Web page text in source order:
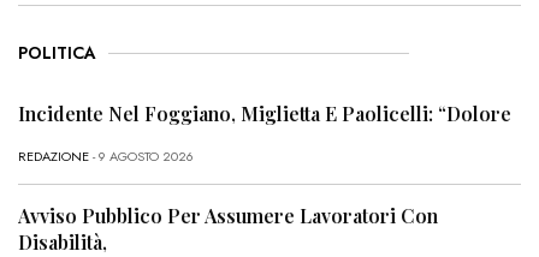
POLITICA
Incidente Nel Foggiano, Miglietta E Paolicelli: “Dolore
REDAZIONE- 9 AGOSTO 2026
Avviso Pubblico Per Assumere Lavoratori Con
Disabilità,